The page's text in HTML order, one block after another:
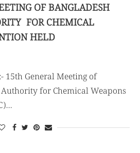
OF BANGLADESH
FOR CHEMICAL
HELD
15th General Meeting of
for Chemical Weapons